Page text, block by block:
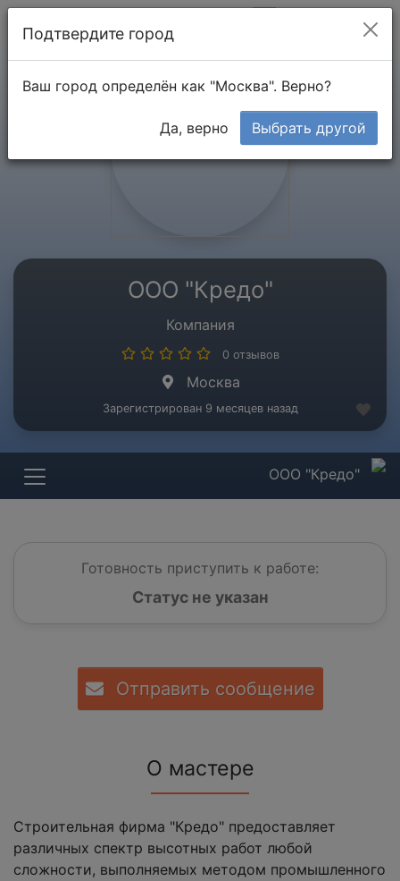
ООО "Кредо"
Компания
0 отзывов
Москва
Зарегистрирован 9 месяцев назад
ООО "Кредо"
Готовность приступить к работе:
Статус не указан
Отправить сообщение
О мастере
Строительная фирма "Кредо" предоставляет
различных спектр высотных работ любой
сложности, выполняемых методом промышленного
Подтвердите город
Ваш город определён как "Москва". Верно?
Да, верно Выбрать другой